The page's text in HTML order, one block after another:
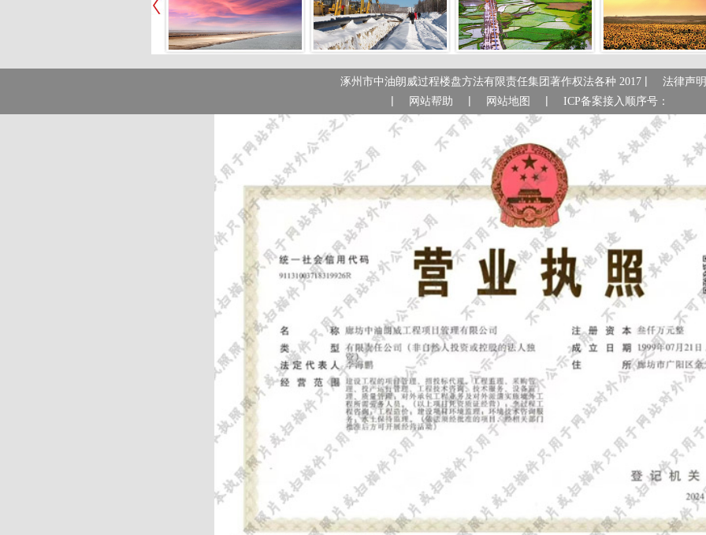
涿州市中油朗威过程楼盘方法有限责任集团著作权法各种 2017 | 法律声明
| 网站帮助 | 网站地图 | ICP备案接入顺序号：